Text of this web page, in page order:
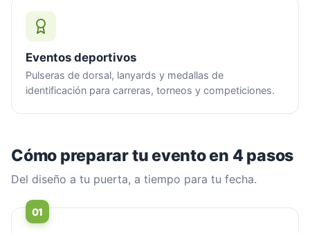
Eventos deportivos
Pulseras de dorsal, lanyards y medallas de
identificación para carreras, torneos y competiciones.
Cómo preparar tu evento en 4 pasos
Del diseño a tu puerta, a tiempo para tu fecha.